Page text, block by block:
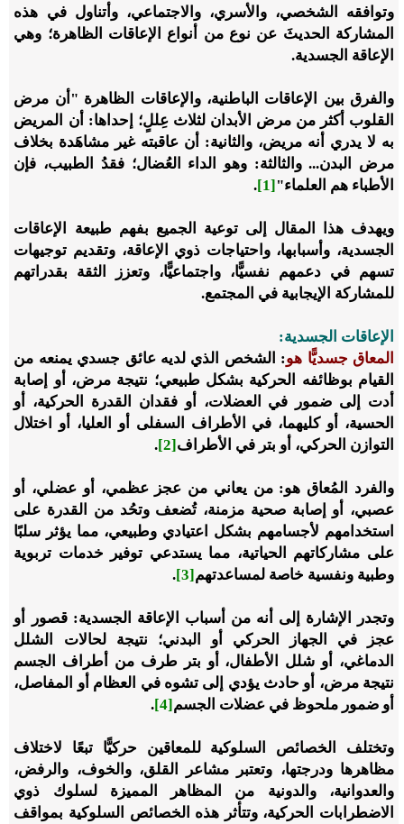
وتوافقه الشخصي، والأسري، والاجتماعي، وأتناول في هذه
المشاركة الحديثَ عن نوع من أنواع الإعاقات الظاهرة؛ وهي
الإعاقة الجسدية.
والفرق بين الإعاقات الباطنية، والإعاقات الظاهرة "أن ‌مرض
‌القلوب أكثر من مرض الأبدان لثلاث عِللٍ؛ إحداها: أن المريض
به لا يدري أنه مريض، والثانية: أن عاقبته غير مشاهَدة بخلاف
مرض البدن... والثالثة: وهو الداء العُضال؛ فقدُ الطبيب، فإن
الأطباء هم العلماء"[1]
.
ويهدف هذا المقال إلى توعية الجميع بفهم طبيعة الإعاقات
الجسدية، وأسبابها، واحتياجات ذوي الإعاقة، وتقديم توجيهات
تسهم في دعمهم نفسيًّا، واجتماعيًّا، وتعزز الثقة بقدراتهم
للمشاركة الإيجابية في المجتمع.
الإعاقات الجسدية:
المعاق جسديًّا هو: الشخص الذي لديه عائق جسدي يمنعه من
القيام بوظائفه الحركية بشكل طبيعي؛ نتيجة مرض، أو إصابة
أدت إلى ضمور في العضلات، أو فقدان القدرة الحركية، أو
الحسية، أو كليهما، في الأطراف السفلى أو العليا، أو اختلال
التوازن الحركي، أو بتر في الأطراف[2]
.
والفرد المُعاق هو: من يعاني من عجز عظمي، أو عضلي، أو
عصبي، أو إصابة صحية مزمنة، تُضعف وتحُد من القدرة على
استخدامهم لأجسامهم بشكل اعتيادي وطبيعي، مما يؤثر سلبًا
على مشاركاتهم الحياتية، مما يستدعي توفير خدمات تربوية
وطبية ونفسية خاصة لمساعدتهم[3]
.
وتجدر الإشارة إلى أنه من أسباب الإعاقة الجسدية: قصور أو
عجز في الجهاز الحركي أو البدني؛ نتيجة لحالات الشلل
الدماغي، أو شلل الأطفال، أو بتر طرف من أطراف الجسم
نتيجة مرض، أو حادث يؤدي إلى تشوه في العظام أو المفاصل،
أو ضمور ملحوظ في عضلات الجسم[4]
.
وتختلف الخصائص السلوكية للمعاقين حركيًّا تبعًا لاختلاف
مظاهرها ودرجتها، وتعتبر مشاعر القلق، والخوف، والرفض،
والعدوانية، والدونية من المظاهر المميزة لسلوك ذوي
الاضطرابات الحركية، وتتأثر هذه الخصائص السلوكية بمواقف